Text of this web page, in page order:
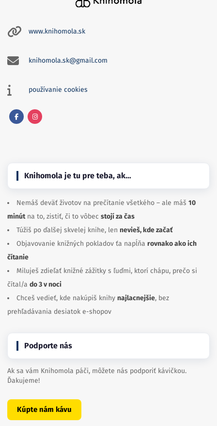
www.knihomola.sk
knihomola.sk@gmail.com
používanie cookies
Knihomola je tu pre teba, ak…
Nemáš deväť životov na prečítanie všetkého – ale máš 10
minútna to, zistiť, či to vôbec stojí za čas
Túžiš po ďalšej skvelej knihe, len nevieš, kde začať
Objavovanie knižných pokladov ťa napĺňa rovnako ako ich
čítanie
Miluješ zdieľať knižné zážitky s ľuďmi, ktorí chápu, prečo si
čítal/a do 3 v noci
Chceš vedieť, kde nakúpiš knihy najlacnejšie, bez
prehľadávania desiatok e-shopov
Podporte nás
Ak sa vám Knihomola páči, môžete nás podporiť kávičkou.
Ďakujeme!
Kúpte nám kávu